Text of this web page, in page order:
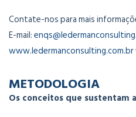
Contate-nos para mais
E-mail:
www.ledermanconsulting.com.br
METODOLOGIA
Os conceitos que sustentam